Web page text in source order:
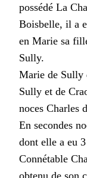
possédé La
Boisbelle, il a
en Marie sa
Sully.
Marie de Sully
Sully et de
noces Charles
En secondes
dont elle a eu
Connétable